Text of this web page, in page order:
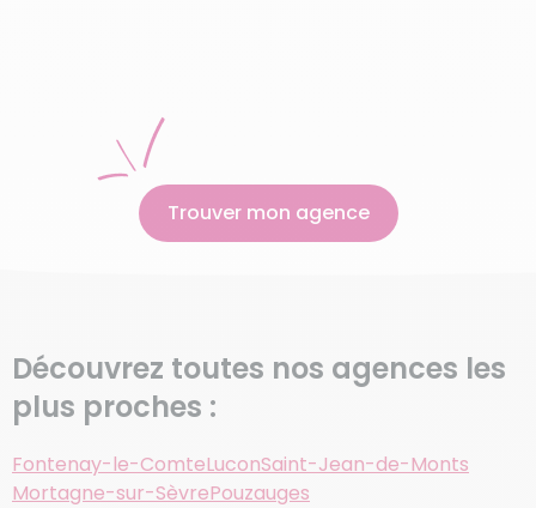
Trouver mon agence
Découvrez toutes nos agences les
plus proches :
Fontenay-le-ComteLuconSaint-Jean-de-Monts
Mortagne-sur-SèvrePouzauges